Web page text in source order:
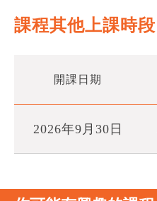
課程其他上課時段
開課日期
2026年9月30日